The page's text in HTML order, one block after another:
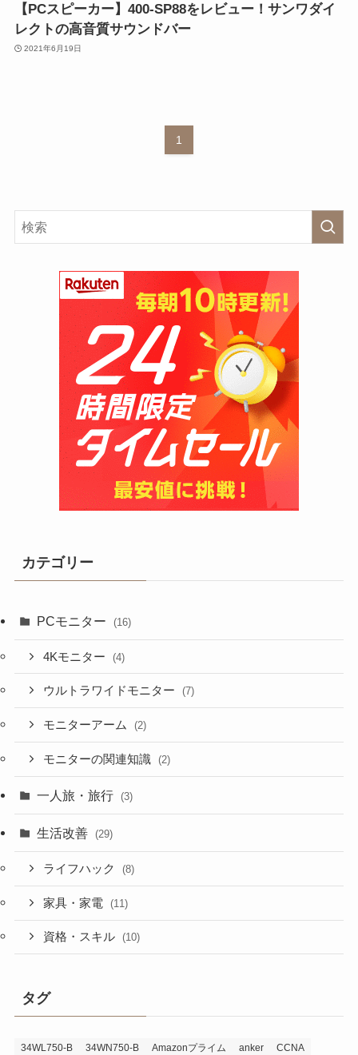
【PCスピーカー】400-SP88をレビュー！サンワダイ
レクトの高音質サウンドバー
2021年6月19日
1
カテゴリー
PCモニター (16)
4Kモニター (4)
ウルトラワイドモニター (7)
モニターアーム (2)
モニターの関連知識 (2)
一人旅・旅行 (3)
生活改善 (29)
ライフハック (8)
家具・家電 (11)
資格・スキル (10)
タグ
34WL750-B 34WN750-B Amazonプライム anker
CCNA